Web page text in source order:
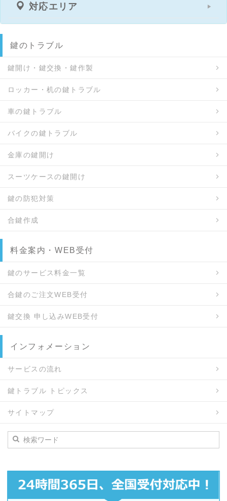
対応エリア
鍵のトラブル
鍵開け・鍵交換・鍵作製
ロッカー・机の鍵トラブル
車の鍵トラブル
バイクの鍵トラブル
金庫の鍵開け
スーツケースの鍵開け
鍵の防犯対策
合鍵作成
料金案内・WEB受付
鍵のサービス料金一覧
合鍵のご注文WEB受付
鍵交換 申し込みWEB受付
インフォメーション
サービスの流れ
鍵トラブル トピックス
サイトマップ